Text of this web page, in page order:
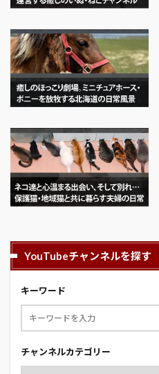
YouTubeチャンネルを探す
キーワード
チャンネルカテゴリー